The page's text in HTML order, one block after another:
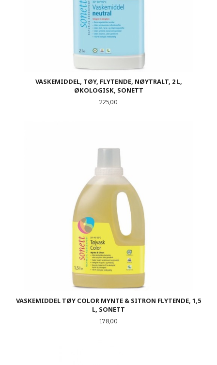
VASKEMIDDEL, TØY, FLYTENDE, NØYTRALT, 2 L,
ØKOLOGISK, SONETT
Pris
225,00
VASKEMIDDEL TØY COLOR MYNTE & SITRON FLYTENDE, 1,5
L, SONETT
Pris
178,00